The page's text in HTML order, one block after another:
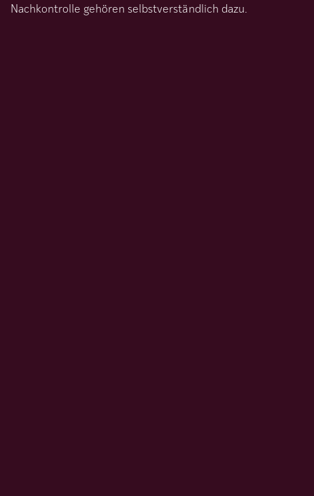
Nachkontrolle gehören selbstverständlich dazu.